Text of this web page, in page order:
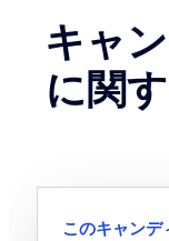
キャ
に関
このキャン